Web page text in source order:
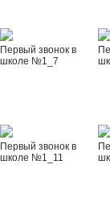
Первый звонок в
школе №1_7
Первый звонок в
школе №1_11